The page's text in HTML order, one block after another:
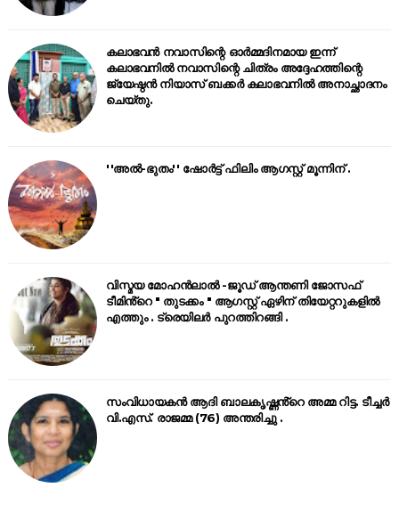
കലാഭവൻ നവാസിന്റെ ഓർമ്മദിനമായ ഇന്ന്
കലാഭവനിൽ നവാസിന്റെ ചിത്രം അദ്ദേഹത്തിന്റെ
ജ്യേഷ്ഠൻ നിയാസ് ബക്കർ കലാഭവനിൽ അനാച്ഛാദനം
ചെയ്തു.
''അൽ-ഭുതം'' ഷോർട്ട് ഫിലിം ആഗസ്റ്റ് മൂന്നിന് .
വിസ്മയ മോഹൻലാൽ -ജൂഡ് ആന്തണി ജോസഫ്
ടീമിൻ്റെ " തുടക്കം " ആഗസ്റ്റ് ഏഴിന് തിയേറ്ററുകളിൽ
എത്തും . ട്രെയിലർ പുറത്തിറങ്ങി .
സംവിധായകൻ ആദി ബാലകൃഷ്ണൻ്റെ അമ്മ റിട്ട. ടീച്ചർ
വി.എസ്. രാജമ്മ (76) അന്തരിച്ചു .